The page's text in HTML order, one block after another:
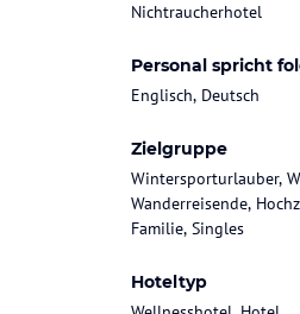
Nichtraucherhotel
Personal spricht
Englisch, Deutsch
Zielgruppe
Wintersporturlauber,
Wanderreisende,
Familie, Singles
Hoteltyp